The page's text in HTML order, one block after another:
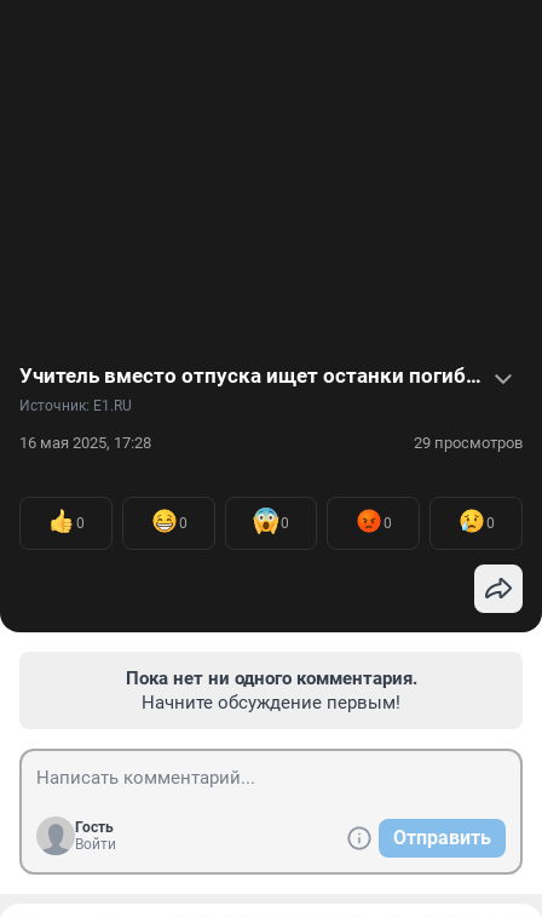
Учитель вместо отпуска ищет останки погибших на войне солдат — видео
Источник: E1.RU
16 мая 2025, 17:28 29 просмотров
0 0 0 0 0
Пока нет ни одного комментария.
Начните обсуждение первым!
Гость
Войти
Отправить